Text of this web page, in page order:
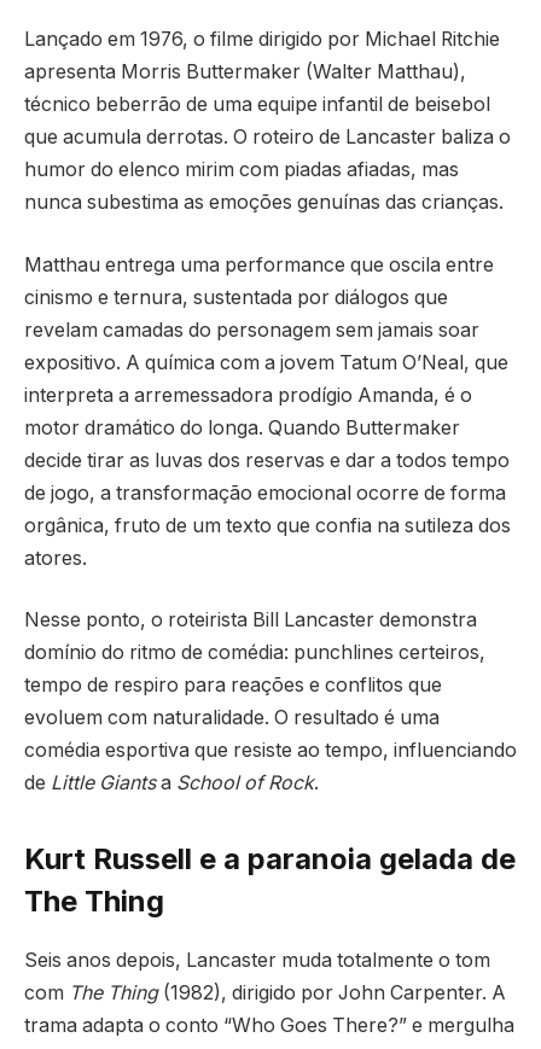
Lançado em 1976, o filme dirigido por Michael Ritchie
apresenta Morris Buttermaker (Walter Matthau),
técnico beberrão de uma equipe infantil de beisebol
que acumula derrotas. O roteiro de Lancaster baliza o
humor do elenco mirim com piadas afiadas, mas
nunca subestima as emoções genuínas das crianças.
Matthau entrega uma performance que oscila entre
cinismo e ternura, sustentada por diálogos que
revelam camadas do personagem sem jamais soar
expositivo. A química com a jovem Tatum O’Neal, que
interpreta a arremessadora prodígio Amanda, é o
motor dramático do longa. Quando Buttermaker
decide tirar as luvas dos reservas e dar a todos tempo
de jogo, a transformação emocional ocorre de forma
orgânica, fruto de um texto que confia na sutileza dos
atores.
Nesse ponto, o roteirista Bill Lancaster demonstra
domínio do ritmo de comédia: punchlines certeiros,
tempo de respiro para reações e conflitos que
evoluem com naturalidade. O resultado é uma
comédia esportiva que resiste ao tempo, influenciando
de Little Giantsa School of Rock.
Kurt Russell e a paranoia gelada de
The Thing
Seis anos depois, Lancaster muda totalmente o tom
com The Thing(1982), dirigido por John Carpenter. A
trama adapta o conto “Who Goes There?” e mergulha